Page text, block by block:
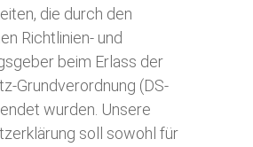
die durch den
Richtlinien- und
beim Erlass der
Grundverordnung (DS-
wurden. Unsere
soll sowohl für